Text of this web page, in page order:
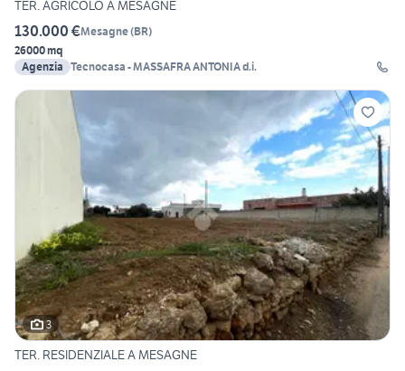
TER. AGRICOLO A MESAGNE
130.000 €Mesagne(BR)
26000 mq
Agenzia Tecnocasa - MASSAFRA ANTONIA d.i.
3
TER. RESIDENZIALE A MESAGNE